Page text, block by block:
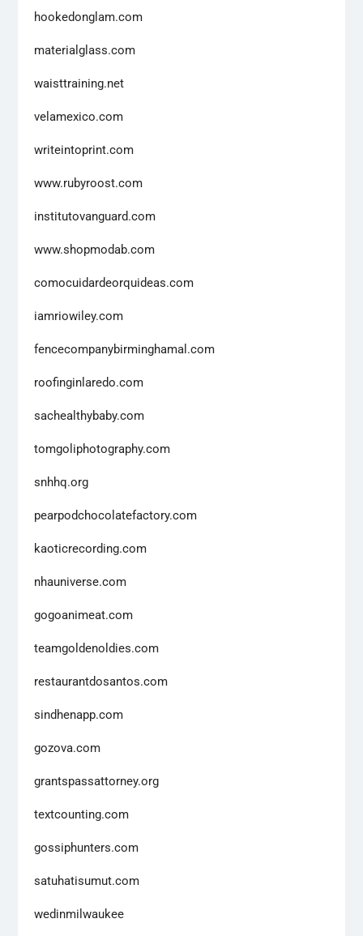
hookedonglam.com
materialglass.com
waisttraining.net
velamexico.com
writeintoprint.com
www.rubyroost.com
institutovanguard.com
www.shopmodab.com
comocuidardeorquideas.com
iamriowiley.com
fencecompanybirminghamal.com
roofinginlaredo.com
sachealthybaby.com
tomgoliphotography.com
snhhq.org
pearpodchocolatefactory.com
kaoticrecording.com
nhauniverse.com
gogoanimeat.com
teamgoldenoldies.com
restaurantdosantos.com
sindhenapp.com
gozova.com
grantspassattorney.org
textcounting.com
gossiphunters.com
satuhatisumut.com
wedinmilwaukee